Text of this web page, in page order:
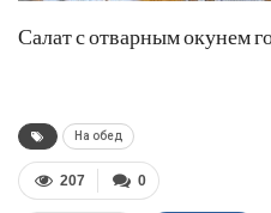
Салат с отварным окунем
На обед
0
207